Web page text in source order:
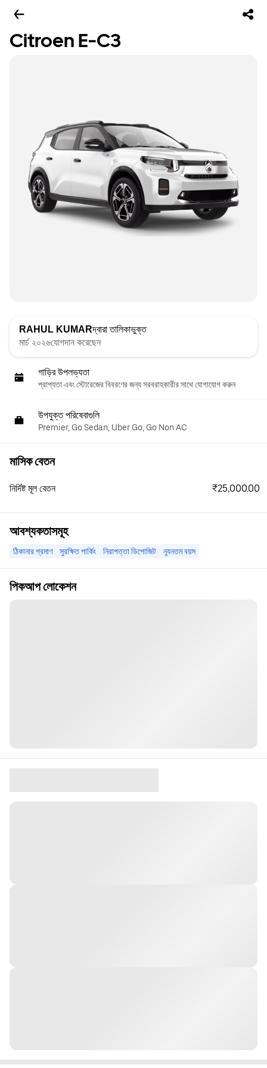
Citroen E-C3
RAHUL KUMARদ্বারা তালিকাভুক্ত
মার্চ ২০২৬যোগদান করেছেন
গাড়ির উপলভ্যতা
প্রাপ্যতা এবং স্টোরেজের বিবরণের জন্য সরবরাহকারীর সাথে যোগাযোগ করুন
উপযুক্ত পরিষেবাগুলি
Premier, Go Sedan, Uber Go, Go Non AC
মাসিক বেতন
নির্দিষ্ট মূল বেতন ₹25,000.00
আবশ্যকতাসমূহ
ঠিকানার প্রমাণ সুরক্ষিত পার্কিং নিরাপত্তা ডিপোজিট ন্যূনতম বয়স
পিকআপ লোকেশন